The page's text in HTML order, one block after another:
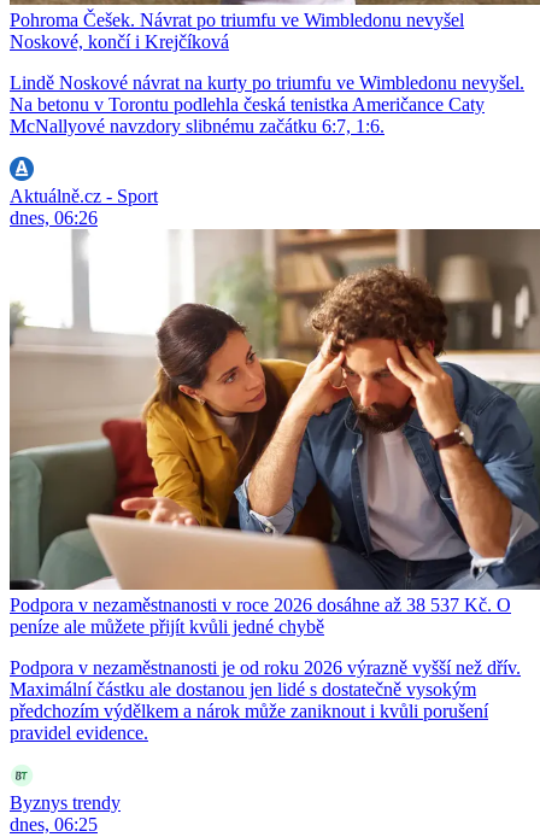
Pohroma Češek. Návrat po triumfu ve Wimbledonu nevyšel
Noskové, končí i Krejčíková
Lindě Noskové návrat na kurty po triumfu ve Wimbledonu nevyšel.
Na betonu v Torontu podlehla česká tenistka Američance Caty
McNallyové navzdory slibnému začátku 6:7, 1:6.
Aktuálně.cz - Sport
dnes, 06:26
Podpora v nezaměstnanosti v roce 2026 dosáhne až 38 537 Kč. O
peníze ale můžete přijít kvůli jedné chybě
Podpora v nezaměstnanosti je od roku 2026 výrazně vyšší než dřív.
Maximální částku ale dostanou jen lidé s dostatečně vysokým
předchozím výdělkem a nárok může zaniknout i kvůli porušení
pravidel evidence.
Byznys trendy
dnes, 06:25